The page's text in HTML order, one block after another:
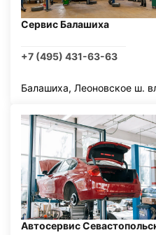
Сервис Балашиха
+7 (495) 431-63-63
Балашиха, Леоновское ш.
Автосервис